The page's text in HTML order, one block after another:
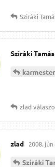
Sziráki
Sziráki Tamás
karmester
zlad
zlad 2008. jún
Sziráki